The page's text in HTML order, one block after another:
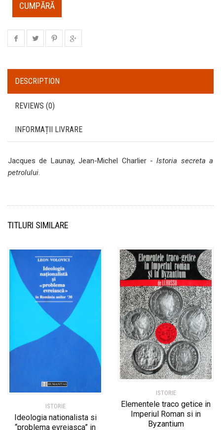
CUMPĂRĂ
DESCRIPTION
REVIEWS (0)
INFORMAȚII LIVRARE
Jacques de Launay, Jean-Michel Charlier -Istoria secreta a
petrolului.
TITLURI SIMILARE
ISTORIE
Ideologia nationalista si
“problema evreiasca” in
ISTORIE
Elementele traco getice in
Imperiul Roman si in
Byzantium